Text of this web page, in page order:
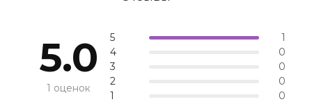
5.0
1 оценок
5
1
4
0
3
0
2
0
1
0